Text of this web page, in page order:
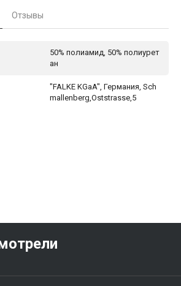
Отзывы
50% полиамид, 50% полиурет
ан
"FALKE KGaA", Германия, Sch
mallenberg,Oststrasse,5